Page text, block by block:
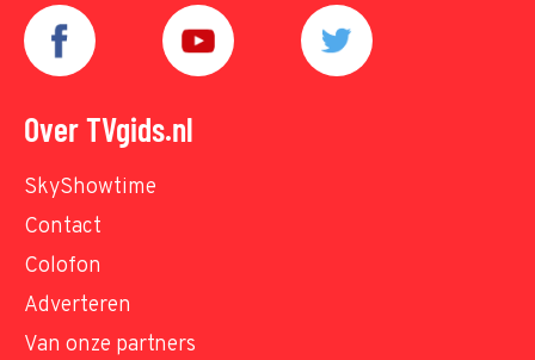
Over TVgids.nl
SkyShowtime
Contact
Colofon
Adverteren
Van onze partners